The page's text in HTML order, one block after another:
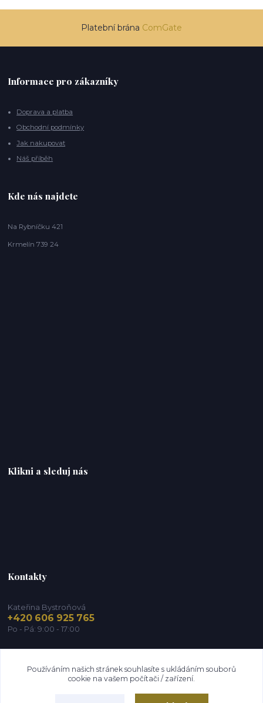
Platební brána ComGate
Informace pro zákazníky
Doprava a platba
Obchodní podmínky
Jak nakupovat
Náš příběh
Kde nás najdete
Na Rybníčku 421
Krmelín 739 24
Klikni a sleduj nás
Kontakty
Kateřina Bystroňová
+420 606 925 765
Po - Pá: 9:00 - 17:00
Používáním našich stránek souhlasíte s ukládáním souborů
cookie na vašem počítači / zařízení.